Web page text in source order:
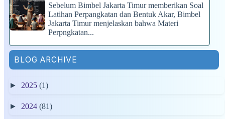
Sebelum Bimbel Jakarta Timur memberikan Soal
Latihan Perpangkatan dan Bentuk Akar, Bimbel
Jakarta Timur menjelaskan bahwa Materi
Perpngkatan...
BLOG ARCHIVE
► 2025 (1)
► 2024 (81)